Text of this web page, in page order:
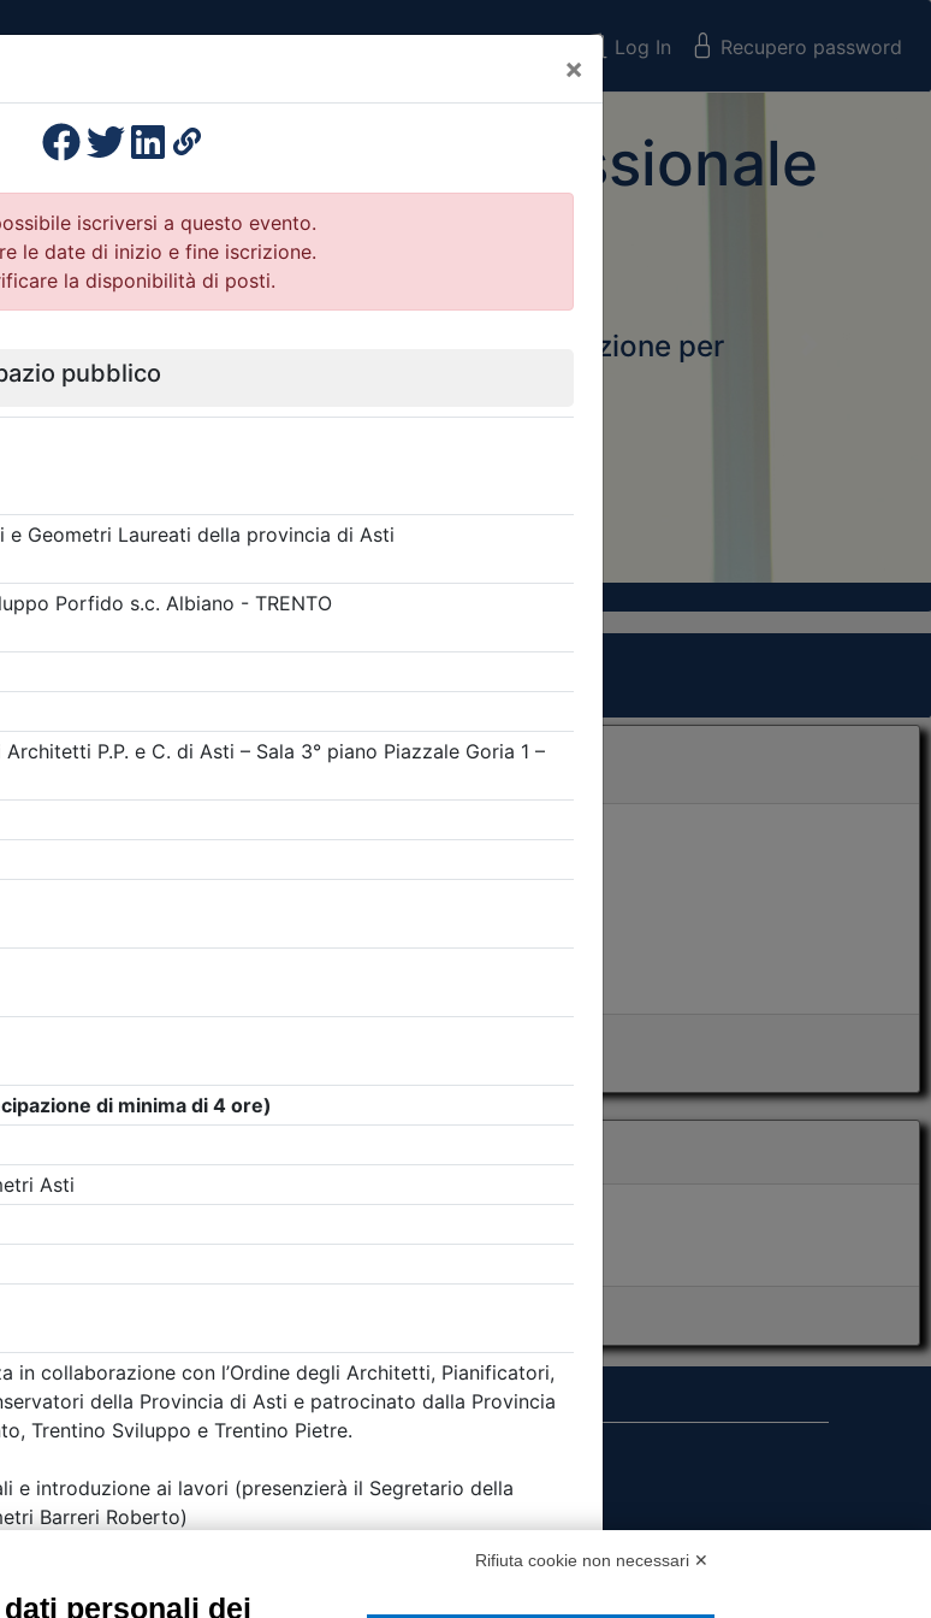
×
Log In Recupero password
Formazione Professionale
Continua
Il portale della formazione per
la sezione dei filtri ricerca eventi
dal7/8/2026
1 Successiva
UTILITÀ
Verifica attestato di presenza
POLICIES AND TERMS
Rifiuta cookie non necessari ✕
personali dei